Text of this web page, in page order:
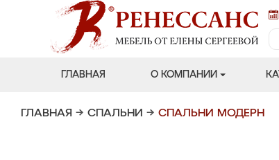
ГЛАВНАЯ О КОМПАНИИ
ГЛАВНАЯ → СПАЛЬНИ → СПАЛЬНИ МОДЕРН